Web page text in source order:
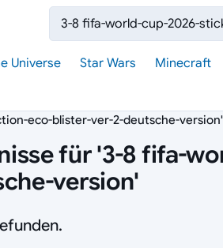
Suche:
Universe Star Wars Minecraft
eco-blister-ver-2-deutsche-version'
für '3-8 fifa-
version'